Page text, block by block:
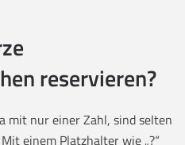
reservieren?
mit nur einer Zahl, sind selten
einem Platzhalter wie „?“